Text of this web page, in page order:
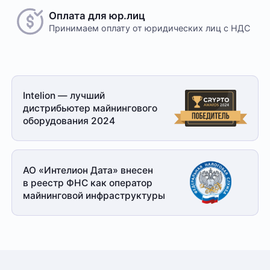
заказ оформляется на юридическое лицо.
При получении заказа необходимо иметь при себе
доверенность от организации-заказчика и паспорт
для удостоверения личности
Доставка
Отправка товара осуществляется с понедельника
по пятницу с 10-00 до 19-00. При получении товара
необходимо предоставить паспорт и квитанцию
Оплата для юр.лиц
Принимаем оплату от юридических лиц с НДС
Intelion — лучший
дистрибьютер майнингового
оборудования 2024
АО «Интелион Дата» внесен
в реестр ФНС как оператор
майнинговой инфраструктуры